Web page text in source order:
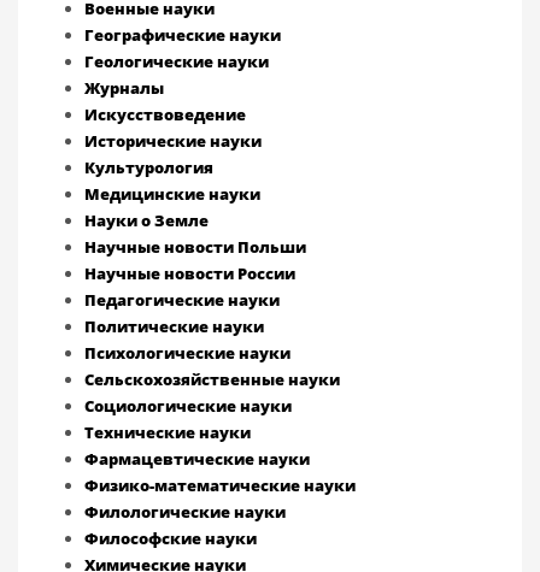
Военные науки
Географические науки
Геологические науки
Журналы
Искусствоведение
Исторические науки
Культурология
Медицинские науки
Науки о Земле
Научные новости Польши
Научные новости России
Педагогические науки
Политические науки
Психологические науки
Сельскохозяйственные науки
Социологические науки
Технические науки
Фармацевтические науки
Физико-математические науки
Филологические науки
Философские науки
Химические науки